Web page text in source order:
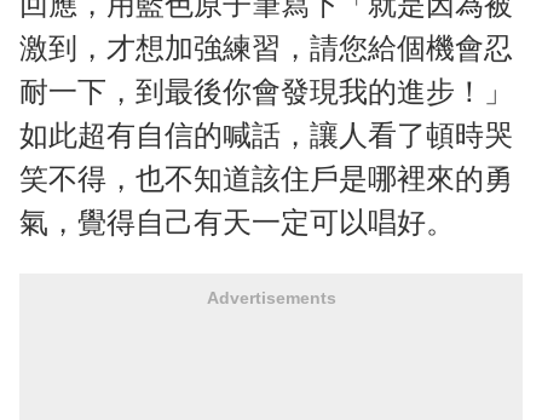
激到，才想加強練習，請您給個機會忍
耐一下，到最後你會發現我的進步！」
如此超有自信的喊話，讓人看了頓時哭
笑不得，也不知道該住戶是哪裡來的勇
氣，覺得自己有天一定可以唱好。
Advertisements